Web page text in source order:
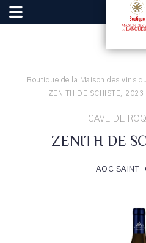
Boutique de la Maison des vins
ZENITH DE SCHISTE,
CAVE DE
ZENITH DE
AOC SAINT-